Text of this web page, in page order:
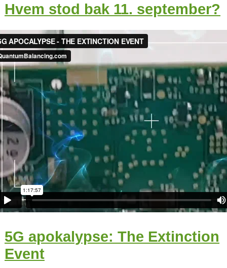
Hvem stod bak 11. september?
5G apokalypse: The Extinction
Event